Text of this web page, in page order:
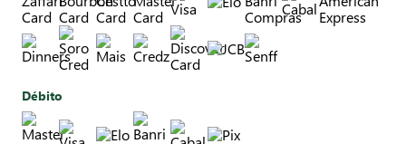
Débito